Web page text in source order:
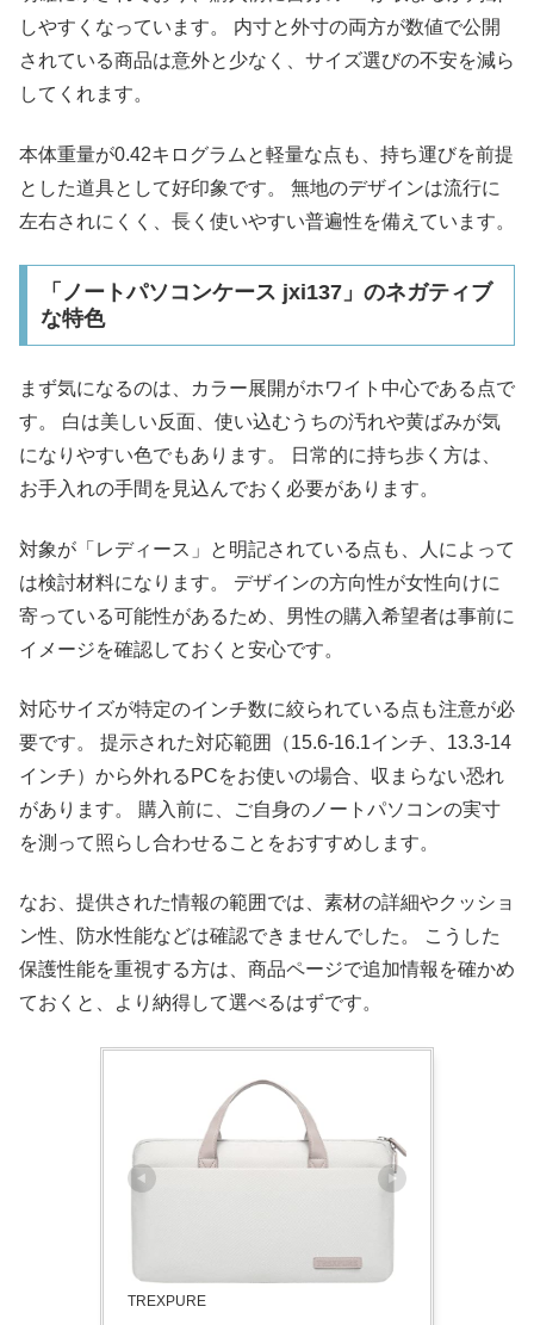
しやすくなっています。 内寸と外寸の両方が数値で公開
されている商品は意外と少なく、サイズ選びの不安を減ら
してくれます。
本体重量が0.42キログラムと軽量な点も、持ち運びを前提
とした道具として好印象です。 無地のデザインは流行に
左右されにくく、長く使いやすい普遍性を備えています。
「ノートパソコンケース jxi137」のネガティブ
な特色
まず気になるのは、カラー展開がホワイト中心である点で
す。 白は美しい反面、使い込むうちの汚れや黄ばみが気
になりやすい色でもあります。 日常的に持ち歩く方は、
お手入れの手間を見込んでおく必要があります。
対象が「レディース」と明記されている点も、人によって
は検討材料になります。 デザインの方向性が女性向けに
寄っている可能性があるため、男性の購入希望者は事前に
イメージを確認しておくと安心です。
対応サイズが特定のインチ数に絞られている点も注意が必
要です。 提示された対応範囲（15.6-16.1インチ、13.3-14
インチ）から外れるPCをお使いの場合、収まらない恐れ
があります。 購入前に、ご自身のノートパソコンの実寸
を測って照らし合わせることをおすすめします。
なお、提供された情報の範囲では、素材の詳細やクッショ
ン性、防水性能などは確認できませんでした。 こうした
保護性能を重視する方は、商品ページで追加情報を確かめ
ておくと、より納得して選べるはずです。
TREXPURE